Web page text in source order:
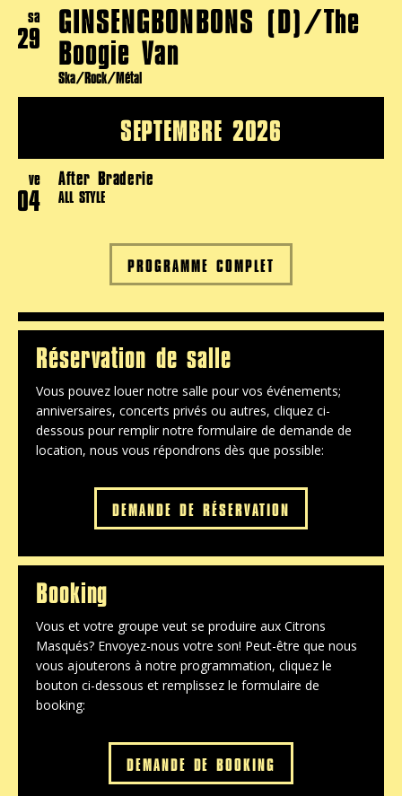
sa
29 GINSENGBONBONS (D)/The
Boogie Van
Ska/Rock/Métal
SEPTEMBRE 2026
ve
04
After Braderie
ALL STYLE
PROGRAMME COMPLET
Réservation de salle
Vous pouvez louer notre salle pour vos événements;
anniversaires, concerts privés ou autres, cliquez ci-
dessous pour remplir notre formulaire de demande de
location, nous vous répondrons dès que possible:
DEMANDE DE RÉSERVATION
Booking
Vous et votre groupe veut se produire aux Citrons
Masqués? Envoyez-nous votre son! Peut-être que nous
vous ajouterons à notre programmation, cliquez le
bouton ci-dessous et remplissez le formulaire de
booking:
DEMANDE DE BOOKING